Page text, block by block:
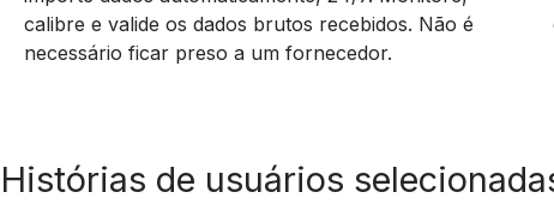
calibre e valide os dados brutos recebidos. Não é
necessário ficar preso a um fornecedor.
Histórias de usuários